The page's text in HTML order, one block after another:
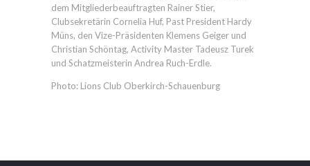
dem Mitgliederbeauftragten Rainer Stier,
Clubsekretärin Cornelia Huf, Past President Hardy
Müns, den Vize-Präsidenten Klemens Geiger und
Christian Schöntag, Activity Master Tadeusz Turek
und Schatzmeisterin Andrea Ruch-Erdle.
Photo: Lions Club Oberkirch-Schauenburg